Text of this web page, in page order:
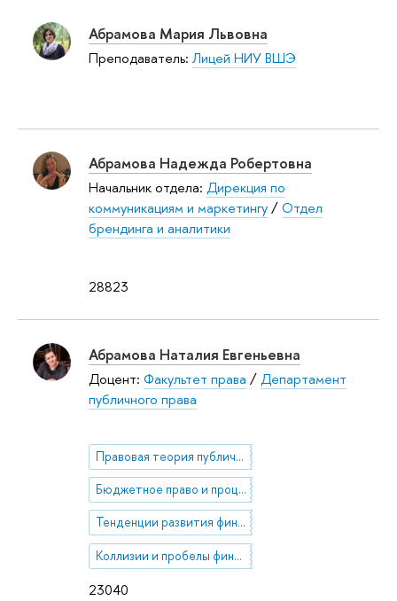
Абрамова Мария Львовна
Преподаватель: Лицей НИУ ВШЭ
28823
Абрамова Надежда Робертовна
Начальник отдела: Дирекция по
коммуникациям и маркетингу/Отдел
брендинга и аналитики
23040
Абрамова Наталия Евгеньевна
Доцент: Факультет права /Департамент
публичного права
Правовая теория публичных финансов
Бюджетное право и процесс
Тенденции развития финансового законодательства
Коллизии и пробелы финансового законодательства